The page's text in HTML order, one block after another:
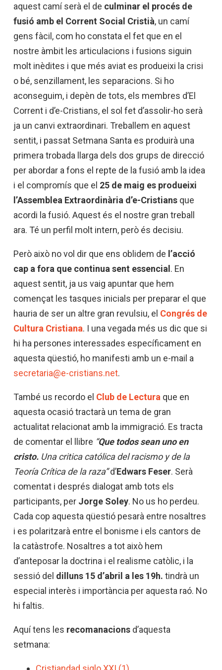
aquest camí serà el de culminar el procés de
fusió amb el Corrent Social Cristià, un camí
gens fàcil, com ho constata el fet que en el
nostre àmbit les articulacions i fusions siguin
molt inèdites i que més aviat es produeixi la crisi
o bé, senzillament, les separacions. Si ho
aconseguim, i depèn de tots, els membres d’El
Corrent i d’e-Cristians, el sol fet d’assolir-ho serà
ja un canvi extraordinari. Treballem en aquest
sentit, i passat Setmana Santa es produirà una
primera trobada llarga dels dos grups de direcció
per abordar a fons el repte de la fusió amb la idea
i el compromís que el 25 de maig es produeixi
l’Assemblea Extraordinària d’e-Cristians que
acordi la fusió. Aquest és el nostre gran treball
ara. Té un perfil molt intern, però és decisiu.
Però això no vol dir que ens oblidem de l’acció
cap a fora que continua sent essencial. En
aquest sentit, ja us vaig apuntar que hem
començat les tasques inicials per preparar el que
hauria de ser un altre gran revulsiu, el Congrés de
Cultura Cristiana. I una vegada més us dic que si
hi ha persones interessades específicament en
aquesta qüestió, ho manifesti amb un e-mail a
secretaria@e-cristians.net.
També us recordo el Club de Lectura que en
aquesta ocasió tractarà un tema de gran
actualitat relacionat amb la immigració. Es tracta
de comentar el llibre “Que todos sean uno en
cristo. Una critica católica del racismo y de la
Teoría Crítica de la raza”d’Edwars Feser. Serà
comentat i després dialogat amb tots els
participants, per Jorge Soley. No us ho perdeu.
Cada cop aquesta qüestió pesarà entre nosaltres
i es polaritzarà entre el bonisme i els cantors de
la catàstrofe. Nosaltres a tot això hem
d’anteposar la doctrina i el realisme catòlic, i la
sessió del dilluns 15 d’abril a les 19h. tindrà un
especial interès i importància per aquesta raó. No
hi faltis.
Aquí tens les recomanacions d’aquesta
setmana: